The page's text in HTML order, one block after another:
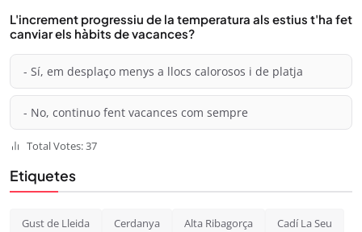
L'increment progressiu de la temperatura als estius t'ha fet
canviar els hàbits de vacances?
- Sí, em desplaço menys a llocs calorosos i de platja
- No, continuo fent vacances com sempre
Total Votes: 37
Etiquetes
Gust de Lleida Cerdanya Alta Ribagorça Cadí La Seu